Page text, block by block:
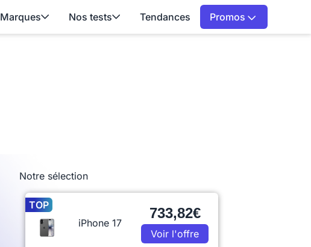
Marques Nos tests Tendances Promos
Notre sélection
TOP
iPhone 17
733,82€
Voir l'offre